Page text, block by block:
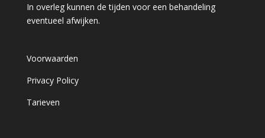
In overleg kunnen de tijden voor een behandeling
eventueel afwijken.
Voorwaarden
Privacy Policy
Tarieven